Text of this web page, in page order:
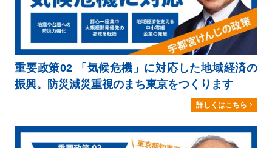
重要政策02 「気候危機」に対応した地域経済の
振興。防災減災重視のまち東京をつくります
詳しくはこちら